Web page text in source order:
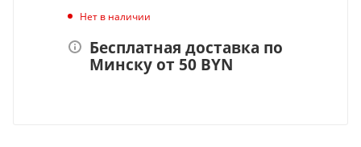
Нет в наличии
Бесплатная доставка по
Минску от 50 BYN